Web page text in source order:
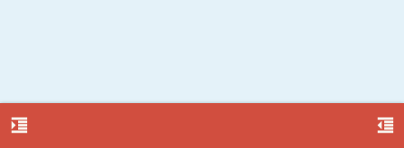
format_indent_increase format_indent_decrease